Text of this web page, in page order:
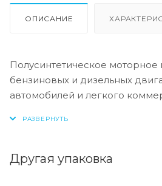
ОПИСАНИЕ
Полусинтетическое моторное
бензиновых и дизельных
автомобилей и легкого
высокую защиту от износа,
Другая упаковка